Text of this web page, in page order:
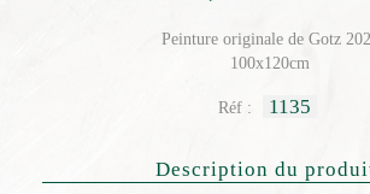
Peinture originale de Gotz
100x120cm
Réf : 1135
Description du